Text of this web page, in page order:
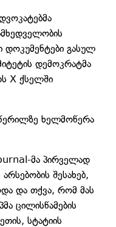
გასულ
დემოკრატმა
X ქსელში
ხელმოწერა
მა პირველად
შესახებ,
და თქვა, რომ მას
ცილისწამების
სტატიის